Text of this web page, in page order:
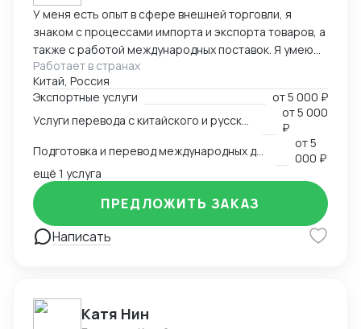
У меня есть опыт в сфере внешней торговли, я
знаком с процессами импорта и экспорта товаров, а
также с работой международных поставок. Я умею
вести переговоры с зарубежными партнерами,
заключать контракты, а также решать вопросы,
связанные с логистикой и таможней. Могу
предоставить консультации по внешней торговле.
Работает в странах
Китай, Россия
Экспортные услуги
от5 000 ₽
от5 000
₽
от5
000 ₽
ещё 1 услуга
Написать
ПРЕДЛОЖИТЬ ЗАКАЗ
Катя Нин